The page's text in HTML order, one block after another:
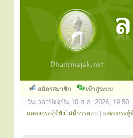
สมัครสมาชิก เข้าสู่ระบบ
วันเวลาปัจจุบัน 10 ส.ค. 2026, 19:50
แสดงกระทู้ที่ยังไม่มีการตอบ แสดงกระทู้